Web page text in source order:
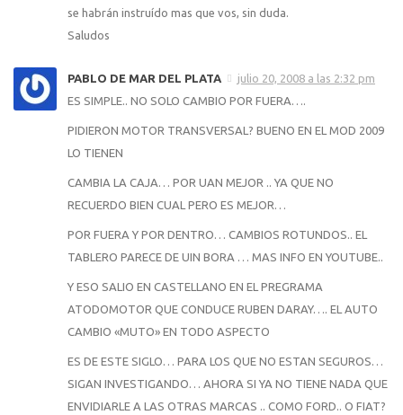
se habrán instruí­do mas que vos, sin duda.
Saludos
PABLO DE MAR DEL PLATA
julio 20, 2008 a las 2:32 pm
ES SIMPLE.. NO SOLO CAMBIO POR FUERA….
PIDIERON MOTOR TRANSVERSAL? BUENO EN EL MOD 2009
LO TIENEN
CAMBIA LA CAJA… POR UAN MEJOR .. YA QUE NO
RECUERDO BIEN CUAL PERO ES MEJOR…
POR FUERA Y POR DENTRO… CAMBIOS ROTUNDOS.. EL
TABLERO PARECE DE UIN BORA … MAS INFO EN YOUTUBE..
Y ESO SALIO EN CASTELLANO EN EL PREGRAMA
ATODOMOTOR QUE CONDUCE RUBEN DARAY…. EL AUTO
CAMBIO «MUTO» EN TODO ASPECTO
ES DE ESTE SIGLO… PARA LOS QUE NO ESTAN SEGUROS…
SIGAN INVESTIGANDO… AHORA SI YA NO TIENE NADA QUE
ENVIDIARLE A LAS OTRAS MARCAS .. COMO FORD.. O FIAT?